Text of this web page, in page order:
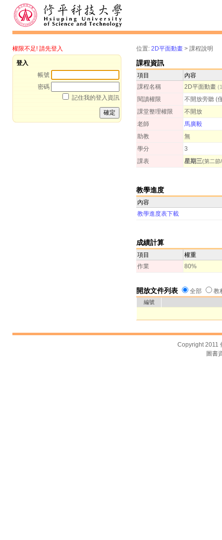
權限不足! 請先登入
登入
帳號
密碼
記住我的登入資訊
位置: 2D平面動畫 > 課程說明
課程資訊
項目
內容
課程名稱
2D平面動畫
閱讀權限
不開放旁聽 (
課堂整理權限
不開放
老師
馬廣毅
助教
無
學分
3
課表
星期三(第二節
教學進度
內容
教學進度表下載
成績計算
項目
權重
作業
80%
開放文件列表 全部 教
編號
Copyright 2011
圖書